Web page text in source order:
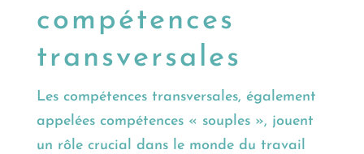
compétences
transversales
Les compétences transversales, également
appelées compétences « souples », jouent
un rôle crucial dans le monde du travail